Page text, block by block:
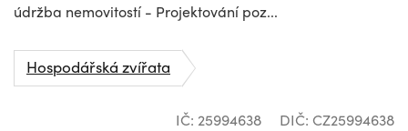
údržba nemovitostí - Projektování poz...
Hospodářská zvířata
IČ: 25994638 DIČ: CZ25994638